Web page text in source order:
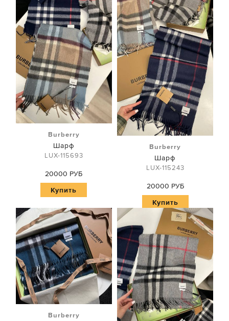
Burberry
Шарф
LUX-115693
20000 РУБ
Купить
Burberry
Шарф
LUX-115243
20000 РУБ
Купить
Burberry